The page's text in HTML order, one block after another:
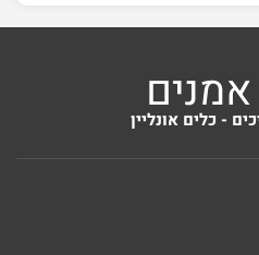
אמנים
- כלים אונליין